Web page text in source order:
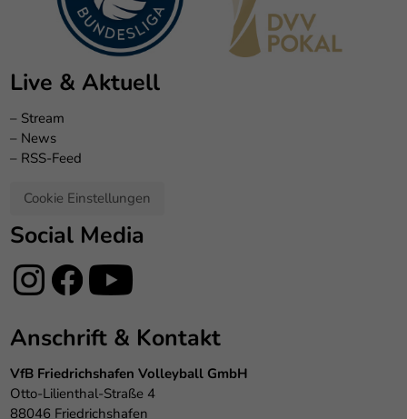
Live & Aktuell
– Stream
– News
– RSS-Feed
Cookie Einstellungen
Social Media
Anschrift & Kontakt
VfB Friedrichshafen Volleyball GmbH
Otto-Lilienthal-Straße 4
88046 Friedrichshafen